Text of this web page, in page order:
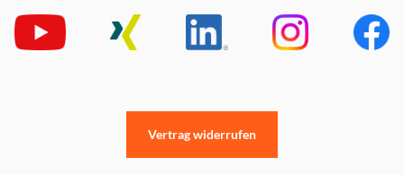
Vertrag widerrufen